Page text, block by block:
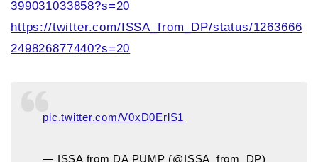
399031033858?s=20
https://twitter.com/ISSA_from_DP/status/1263666
249826877440?s=20
pic.twitter.com/V0xD0ErlS1
— ISSA from DA PUMP (@ISSA_from_DP)